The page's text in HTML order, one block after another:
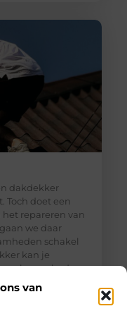
van
dakdekker
Toch doet een
repareren van
we daar
schakel
kan je